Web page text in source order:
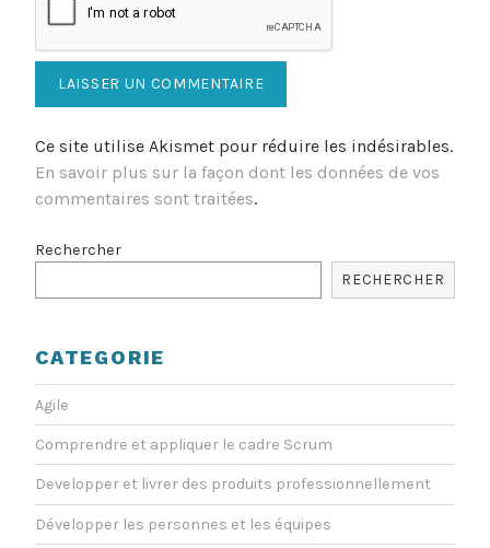
Ce site utilise Akismet pour réduire les indésirables.
En savoir plus sur la façon dont les données de vos
commentaires sont traitées.
Rechercher
RECHERCHER
CATEGORIE
Agile
Comprendre et appliquer le cadre Scrum
Developper et livrer des produits professionnellement
Développer les personnes et les équipes